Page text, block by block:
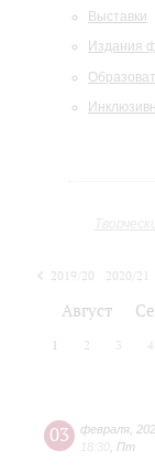
Выставки
Издания
2019/20 2020/21
Август
1 2 3 4
03 февраля
18:30 Пт